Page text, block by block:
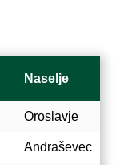
Naselje
Oroslavje
Andraševec